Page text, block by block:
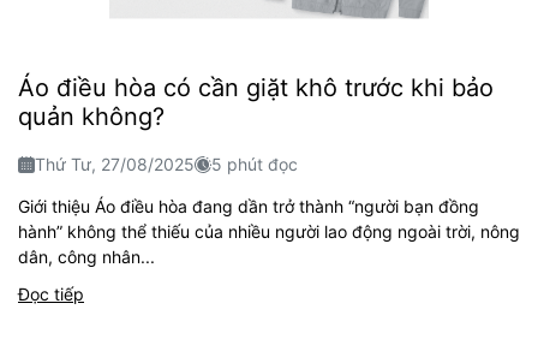
Áo điều hòa có cần giặt khô trước khi bảo
quản không?
Thứ Tư, 27/08/2025 5 phút đọc
Giới thiệu Áo điều hòa đang dần trở thành “người bạn đồng
hành” không thể thiếu của nhiều người lao động ngoài trời, nông
dân, công nhân...
Đọc tiếp